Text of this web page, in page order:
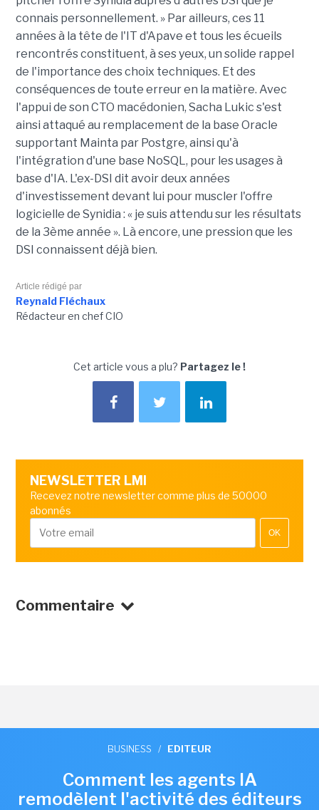
connais personnellement. » Par ailleurs, ces 11
années à la tête de l'IT d'Apave et tous les écueils
rencontrés constituent, à ses yeux, un solide rappel
de l'importance des choix techniques. Et des
conséquences de toute erreur en la matière. Avec
l'appui de son CTO macédonien, Sacha Lukic s'est
ainsi attaqué au remplacement de la base Oracle
supportant Mainta par Postgre, ainsi qu'à
l'intégration d'une base NoSQL, pour les usages à
base d'IA. L'ex-DSI dit avoir deux années
d'investissement devant lui pour muscler l'offre
logicielle de Synidia : « je suis attendu sur les résultats
de la 3ème année ». Là encore, une pression que les
DSI connaissent déjà bien.
Article rédigé par
Reynald Fléchaux
Rédacteur en chef CIO
Cet article vous a plu? Partagez le !
NEWSLETTER LMI
Recevez notre newsletter comme plus de 50000
abonnés
OK
Commentaire
BUSINESS / EDITEUR
Comment les agents IA
remodèlent l'activité des éditeurs